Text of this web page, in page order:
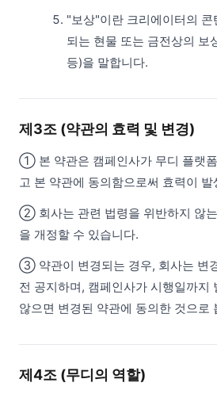
"보상"이란 크리에이터의
되는 현물 또는 금전상의 보
등)을 말합니다.
제3조 (약관의 효력 및 변경)
① 본 약관은 캠페인사가 무디 플랫
고 본 약관에 동의함으로써 효력이 발
② 회사는 관련 법령을 위반하지 않
을 개정할 수 있습니다.
③ 약관이 변경되는 경우, 회사는 변
전 공지하며, 캠페인사가 시행일까지
않으면 변경된 약관에 동의한 것으로
제4조 (무디의 역할)